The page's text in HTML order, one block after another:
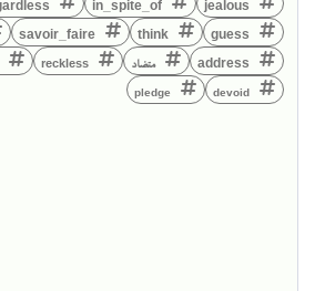
jealous
in_spite_of
guess
think
savoir_faire
address متضاد reckless
devoid
pledge